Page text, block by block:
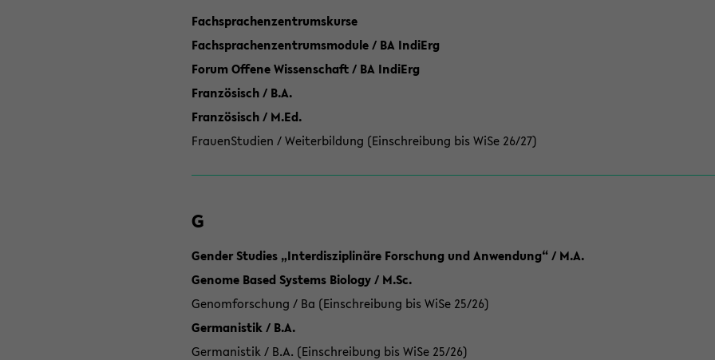
Fachsprachenzentrumskurse
Fachsprachenzentrumsmodule / BA IndiErg
Forum Offene Wissenschaft / BA IndiErg
Französisch / B.A.
Französisch / M.Ed.
FrauenStudien / Weiterbildung (Einschreibung bis WiSe 26/27)
G
Gender Studies „Interdisziplinäre Forschung und Anwendung“ / M.A.
Genome Based Systems Biology / M.Sc.
Genomforschung / Ba (Einschreibung bis WiSe 25/26)
Germanistik / B.A.
Germanistik / B.A. (Einschreibung bis WiSe 25/26)